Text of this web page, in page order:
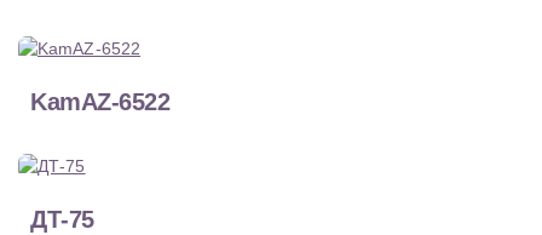
KamAZ-6522
ДТ-75